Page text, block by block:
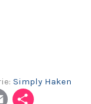
Simply Haken
Em